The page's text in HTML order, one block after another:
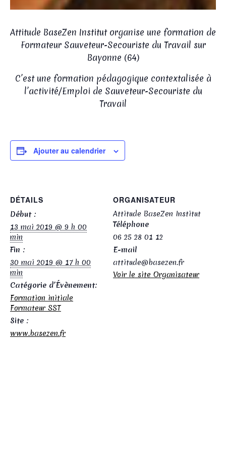
Attitude BaseZen Institut organise une formation de
Formateur Sauveteur-Secouriste du Travail sur
Bayonne (64)
C’est une formation pédagogique contextalisée à
l’activité/Emploi de Sauveteur-Secouriste du
Travail
Ajouter au calendrier
DÉTAILS
Début :
13 mai 2019 @ 9 h 00
min
Fin :
30 mai 2019 @ 17 h 00
min
Catégorie d’Évènement:
Formation initiale
Formateur SST
Site :
www.basezen.fr
ORGANISATEUR
Attitude BaseZen Institut
Téléphone
06 25 28 01 12
E-mail
attitude@basezen.fr
Voir le site Organisateur